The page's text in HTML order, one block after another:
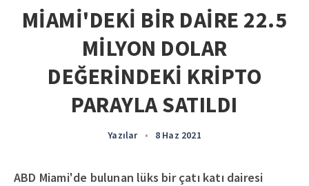
MİAMİ'DEKİ BİR DAİRE 22.5
MİLYON DOLAR
DEĞERİNDEKİ KRİPTO
PARAYLA SATILDI
Yazılar • 8 Haz 2021
ABD Miami'de bulunan lüks bir çatı katı dairesi